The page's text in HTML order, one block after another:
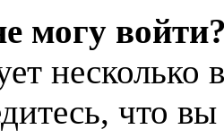
могу
что